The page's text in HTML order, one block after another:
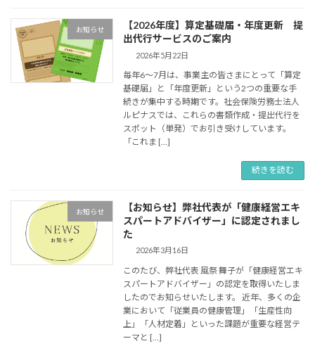
お知らせ
【2026年度】算定基礎届・年度更新 提
出代行サービスのご案内
2026年5月22日
毎年6〜7月は、事業主の皆さまにとって「算定
基礎届」と「年度更新」という2つの重要な手
続きが集中する時期です。社会保険労務士法人
ルピナスでは、これらの書類作成・提出代行を
スポット（単発）でお引き受けしています。
「これま […]
続きを読む
お知らせ
【お知らせ】弊社代表が「健康経営エキ
スパートアドバイザー」に認定されまし
た
2026年3月16日
このたび、弊社代表 風祭 舞子が「健康経営エキ
スパートアドバイザー」の認定を取得いたしま
したのでお知らせいたします。 近年、多くの企
業において「従業員の健康管理」「生産性向
上」「人材定着」といった課題が重要な経営テ
ーマと […]